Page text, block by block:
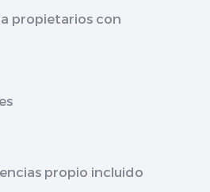
propietarios con
propio incluido